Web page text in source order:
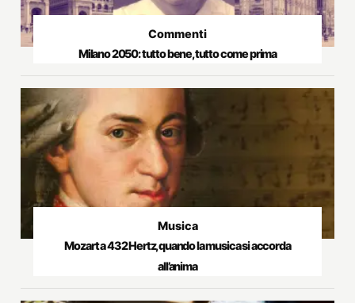
Commenti
Milano 2050: tutto bene, tutto come prima
Musica
Mozart a 432 Hertz, quando la musica si accorda
all’anima